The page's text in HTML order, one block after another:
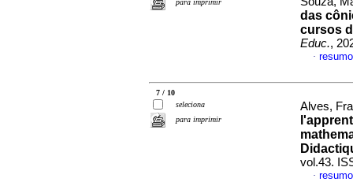
para imprimir
das
cursos
Educ.,
·
7 / 10
seleciona
para imprimir
Alves,
vol.43.
·